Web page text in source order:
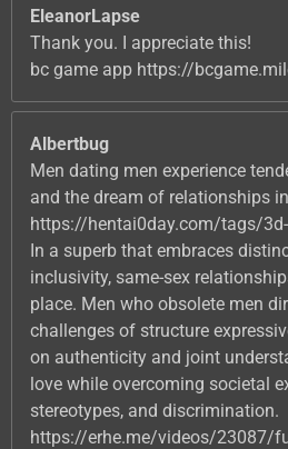
EleanorLapse
Thank you. I appreciate this!
bc game app https://
Albertbug
Men dating men experience
and the dream of relationships
https://hentai0day.com/tags/
In a superb that embraces
inclusivity, same-sex
place. Men who obsolete men
challenges of structure
on authenticity and joint
love while overcoming societal
stereotypes, and discrimination.
https://erhe.me/videos/23087/